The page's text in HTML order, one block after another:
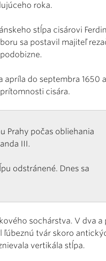
roka.
stĺpa cisárovi
sa postavil majiteľ
do septembra 1650 a
cisára.
Prahy počas obliehania
III.
odstránené. Dnes sa
sochárstva. V dva a
ľúbeznú tvár skoro
vertikála stĺpa.